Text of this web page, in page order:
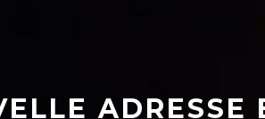
ADRESSE